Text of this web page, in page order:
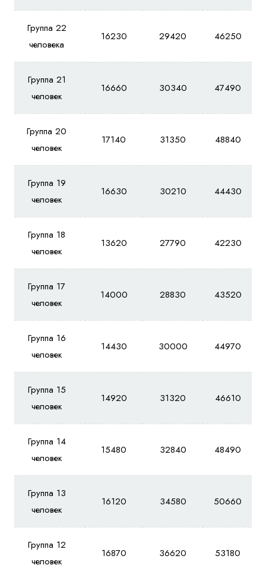
Группа 22
человека
16230 29420 46250
Группа 21
человек
16660 30340 47490
Группа 20
человек
17140 31350 48840
Группа 19
человек
16630 30210 44430
Группа 18
человек
13620 27790 42230
Группа 17
человек
14000 28830 43520
Группа 16
человек
14430 30000 44970
Группа 15
человек
14920 31320 46610
Группа 14
человек
15480 32840 48490
Группа 13
человек
16120 34580 50660
Группа 12
человек
16870 36620 53180